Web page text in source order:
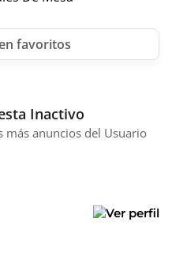
Inactivo
anuncios del Usuario